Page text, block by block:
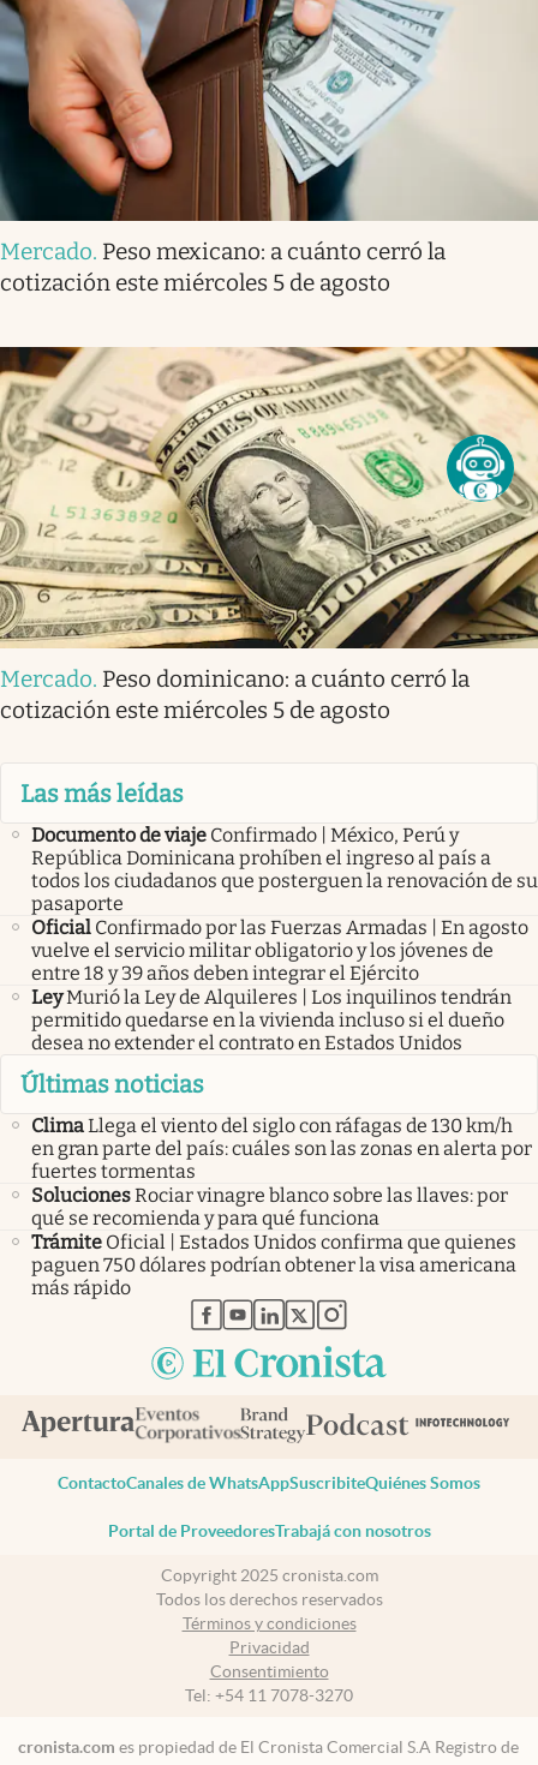
Mercado. Peso mexicano: a cuánto cerró la
cotización este miércoles 5 de agosto
Mercado. Peso dominicano: a cuánto cerró la
cotización este miércoles 5 de agosto
Las más leídas
Documento de viaje Confirmado | México, Perú y
República Dominicana prohíben el ingreso al país a
todos los ciudadanos que posterguen la renovación de su
pasaporte
Oficial Confirmado por las Fuerzas Armadas | En agosto
vuelve el servicio militar obligatorio y los jóvenes de
entre 18 y 39 años deben integrar el Ejército
LeyMurió la Ley de Alquileres | Los inquilinos tendrán
permitido quedarse en la vivienda incluso si el dueño
desea no extender el contrato en Estados Unidos
Últimas noticias
ClimaLlega el viento del siglo con ráfagas de 130 km/h
en gran parte del país: cuáles son las zonas en alerta por
fuertes tormentas
SolucionesRociar vinagre blanco sobre las llaves: por
qué se recomienda y para qué funciona
Trámite Oficial | Estados Unidos confirma que quienes
paguen 750 dólares podrían obtener la visa americana
más rápido
abre en nueva pestaña
abre en nueva pestaña
abre en nueva pestaña
abre en nueva pestaña
abre en nueva pestaña
ContactoCanales de WhatsAppSuscribiteQuiénes Somos
Portal de ProveedoresTrabajá con nosotros
Copyright 2025 cronista.com
Todos los derechos reservados
Términos y condiciones
Privacidad
Consentimiento
Tel: +54 11 7078-3270
cronista.com es propiedad de El Cronista Comercial S.A Registro de